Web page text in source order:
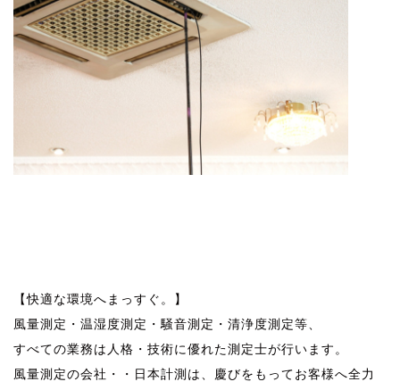
【快適な環境へまっすぐ。】
風量測定・温湿度測定・騒音測定・清浄度測定等、
すべての業務は 人格・技術に優れた測定士が行います。
風量測定の会社・・ 日本計測は、 慶びをもってお客様へ全力